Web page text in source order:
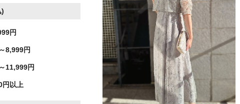
)
円
8,999円
11,999円
円以上